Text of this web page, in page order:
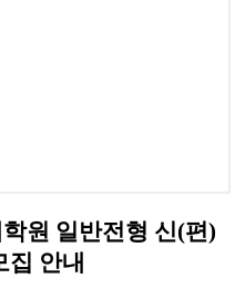
원 일반전형 신(편)
집 안내